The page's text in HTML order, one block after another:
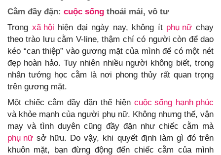
Cằm đầy đặn: cuộc sống thoải mái, vô tư
Trong xã hội hiện đại ngày nay, không ít phụ nữ chạy
theo trào lưu cằm V-line, thậm chí có người còn để dao
kéo “can thiệp” vào gương mặt của mình để có một nét
đẹp hoàn hảo. Tuy nhiên nhiều người không biết, trong
nhân tướng học cằm là nơi phong thủy rất quan trọng
trên gương mặt.
Một chiếc cằm đầy đặn thể hiện cuộc sống hạnh phúc
và khỏe mạnh của người phụ nữ. Không nhưng thế, vận
may và tình duyên cũng đầy đặn như chiếc cằm mà
phụ nữ sở hữu. Do vậy, khi quyết định làm gì đó trên
khuôn mặt, bạn đừng động đến chiếc cằm của mình